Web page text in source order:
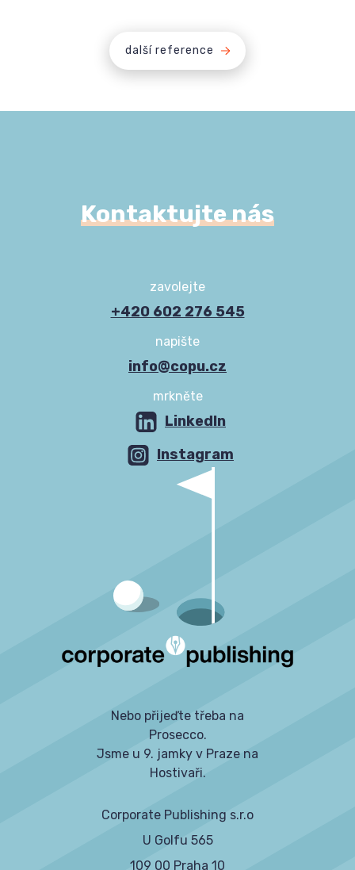
další reference
Kontaktujte nás
zavolejte
+420 602 276 545
napište
info@copu.cz
mrkněte
LinkedIn
Instagram
Nebo přijeďte třeba na
Prosecco.
Jsme u 9. jamky v Praze na
Hostivaři.
Corporate Publishing s.r.o
U Golfu 565
109 00 Praha 10